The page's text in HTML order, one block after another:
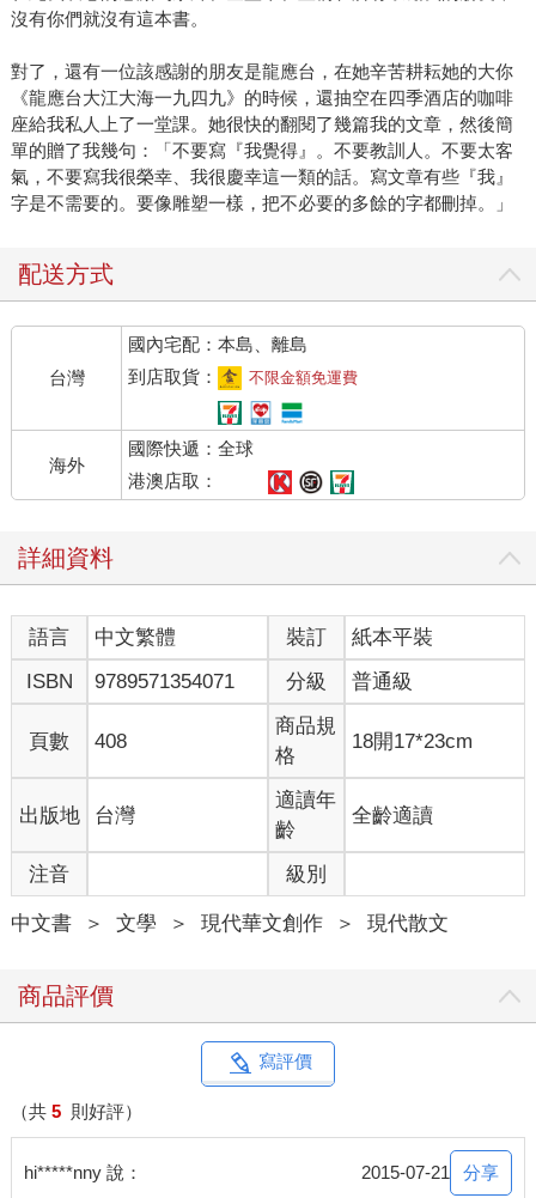
沒有你們就沒有這本書。
對了，還有一位該感謝的朋友是龍應台，在她辛苦耕耘她的大你
《龍應台大江大海一九四九》的時候，還抽空在四季酒店的咖啡
座給我私人上了一堂課。她很快的翻閱了幾篇我的文章，然後簡
單的贈了我幾句：「不要寫『我覺得』。不要教訓人。不要太客
氣，不要寫我很榮幸、我很慶幸這一類的話。寫文章有些『我』
字是不需要的。要像雕塑一樣，把不必要的多餘的字都刪掉。」
配送方式
台灣
國內宅配：本島、離島
到店取貨：
不限金額免運費
海外
國際快遞：全球
港澳店取：
詳細資料
語言 中文繁體 裝訂
紙本平裝
ISBN
9789571354071 分級 普通級
頁數 408
商品規
格
18開17*23cm
出版地 台灣
適讀年
齡
全齡適讀
注音 級別
中文書 ＞ 文學 ＞ 現代華文創作 ＞ 現代散文
商品評價
寫評價
（共 5 則好評）
hi*****nny 說： 2015-07-21 分享